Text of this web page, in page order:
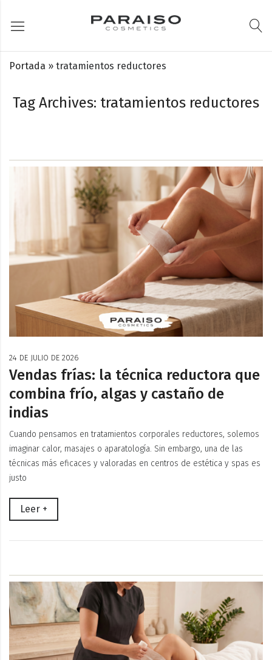
Tag Archives: tratamientos reductores
Portada » tratamientos reductores
24 DE JULIO DE 2026
Vendas frías: la técnica reductora que
combina frío, algas y castaño de
indias
Cuando pensamos en tratamientos corporales reductores, solemos
imaginar calor, masajes o aparatología. Sin embargo, una de las
técnicas más eficaces y valoradas en centros de estética y spas es
justo
Leer +